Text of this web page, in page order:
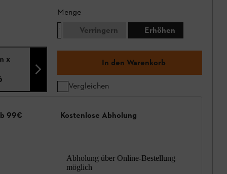
x
Menge
Verringern
Erhöhen
In den Warenkorb
Vergleichen
99€ Kostenlose Abholung
Abholung über Online-Bestellung
möglich